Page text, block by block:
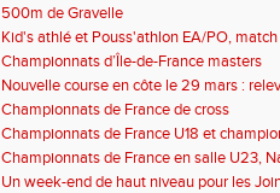
500m de Gravelle
Kid's athlé et Pouss'athlon EA/PO,
championnat LIFA épreuves combinées
Championnats d’Île-de-France masters
Nouvelle course en côte le 29 mars :
Championnats de France de cross
Championnats de France U18 et
Lancers Long
Championnats de France en salle U23,
de cross-country
Un week-end de haut niveau pour les